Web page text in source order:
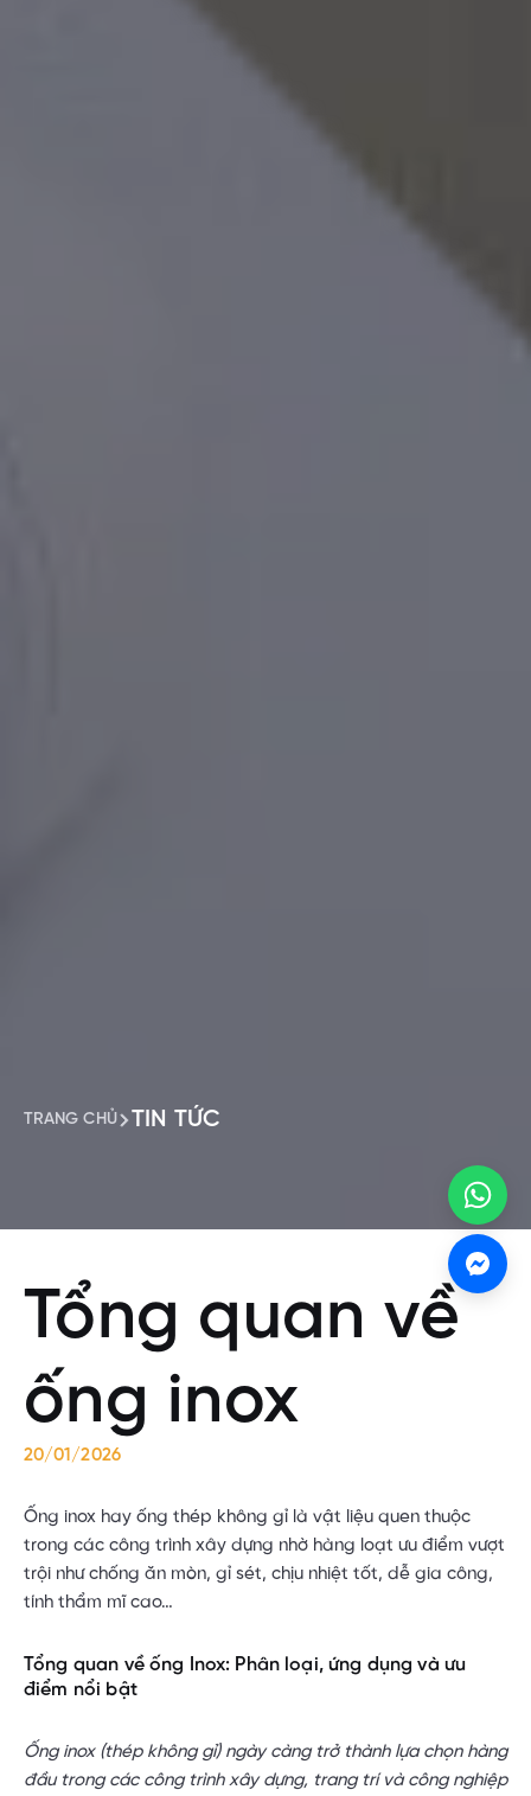
TRANG CHỦ TIN TỨC
Tổng quan về
ống inox
20/01/2026
Ống inox hay ống thép không gỉ là vật liệu quen thuộc
trong các công trình xây dựng nhờ hàng loạt ưu điểm vượt
trội như chống ăn mòn, gỉ sét, chịu nhiệt tốt, dễ gia công,
tính thẩm mĩ cao…
Tổng quan về ống Inox: Phân loại, ứng dụng và ưu
điểm nổi bật
Ống inox (thép không gỉ) ngày càng trở thành lựa chọn hàng
đầu trong các công trình xây dựng, trang trí và công nghiệp